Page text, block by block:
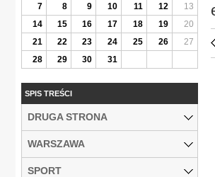
7
8 9 10 11 12
13
14
15 16 17 18 19
20
21
22 23 24 25 26
27
28
29 30 31
SPIS TREŚCI
DRUGA STRONA
WARSZAWA
SPORT